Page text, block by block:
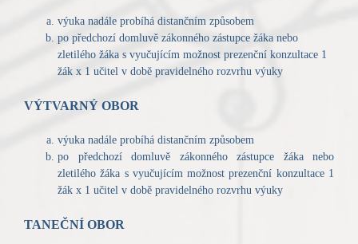
výuka nadále probíhá distančním způsobem
po předchozí domluvě zákonného zástupce žáka nebo
zletilého žáka s vyučujícím možnost prezenční konzultace 1
žák x 1 učitel v době pravidelného rozvrhu výuky
VÝTVARNÝ OBOR
výuka nadále probíhá distančním způsobem
po předchozí domluvě zákonného zástupce žáka nebo
zletilého žáka s vyučujícím možnost prezenční konzultace 1
žák x 1 učitel v době pravidelného rozvrhu výuky
TANEČNÍ OBOR